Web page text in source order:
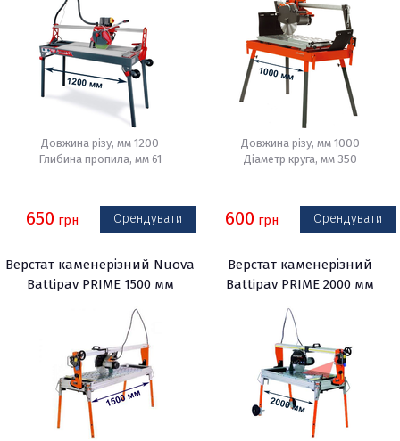
Довжина різу, мм 1200
Глибина пропила, мм 61
650 грн Орендувати
Довжина різу, мм 1000
Діаметр круга, мм 350
600 грн Орендувати
Верстат каменерізний Nuova
Battipav PRIME 1500 мм
Верстат каменерізний
Battipav PRIME 2000 мм